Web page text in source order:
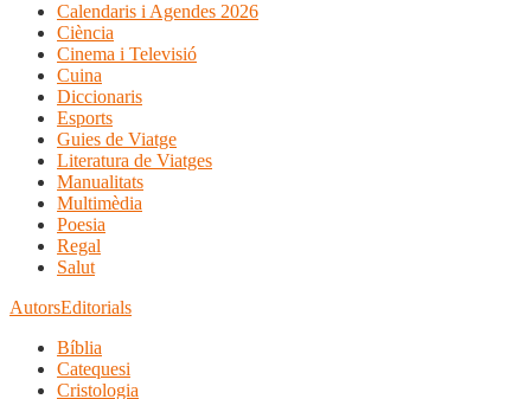
Calendaris i Agendes 2026
Ciència
Cinema i Televisió
Cuina
Diccionaris
Esports
Guies de Viatge
Literatura de Viatges
Manualitats
Multimèdia
Poesia
Regal
Salut
AutorsEditorials
Bíblia
Catequesi
Cristologia